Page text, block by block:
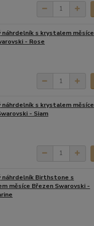
náhrdelník s krystalem měsíce
- Rose
náhrdelník s krystalem měsíce
- Siam
náhrdelník Birthstone s
měsíce Březen Swarovski -